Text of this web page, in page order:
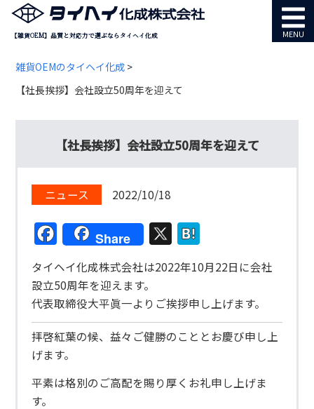
【雑貨OEM】品質と対応力で選ぶならタイヘイ化成
雑貨OEMのタイヘイ化成 >
【社長挨拶】会社設立50周年を迎えて
MENU
【社長挨拶】会社設立50周年を迎えて
ニュース 2022/10/18
Facebook
Share X
タイヘイ化成株式会社は2022年10月22日に会社
設立50周年を迎えます。
代表取締役大平眞一よりご挨拶申し上げます。
拝啓紅葉の候、益々ご健勝のこととお慶び申し上
げます。
平素は格別のご高配を賜り厚くお礼申し上げま
す。